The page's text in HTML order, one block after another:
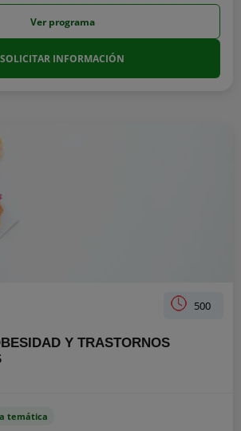
Ver programa
SOLICITAR INFORMACIÓN
500
Y TRASTORNOS
temática